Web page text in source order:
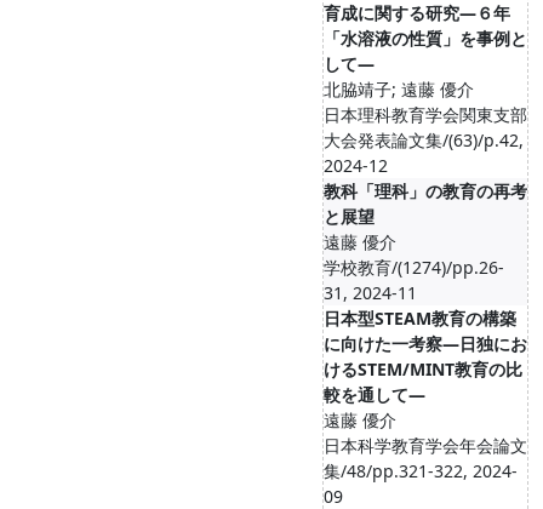
育成に関する研究―６年
「水溶液の性質」を事例と
して―
北脇靖子; 遠藤 優介
日本理科教育学会関東支部
大会発表論文集/(63)/p.42,
2024-12
教科「理科」の教育の再考
と展望
遠藤 優介
学校教育/(1274)/pp.26-
31, 2024-11
日本型STEAM教育の構築
に向けた一考察―日独にお
けるSTEM/MINT教育の比
較を通して―
遠藤 優介
日本科学教育学会年会論文
集/48/pp.321-322, 2024-
09